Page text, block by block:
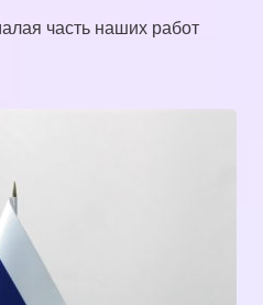
часть наших работ